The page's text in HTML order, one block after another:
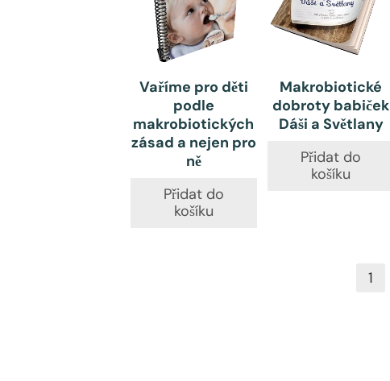
Vaříme pro děti
podle
makrobiotických
zásad a nejen pro
ně
Přidat do
košíku
Makrobiotické
dobroty babiček
Dáši a Světlany
Přidat do
košíku
1